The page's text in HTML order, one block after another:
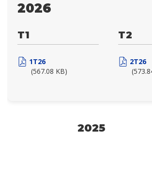
2026
T1
1T26
(567.08 KB)
T2
2T26
2025